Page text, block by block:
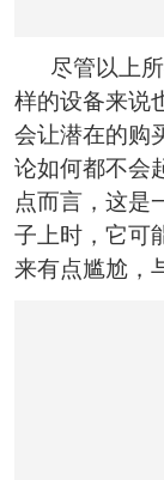
尽管以上所
样的设备来说
会让潜在的购
论如何都不会
点而言，这是
子上时，它可
来有点尴尬，